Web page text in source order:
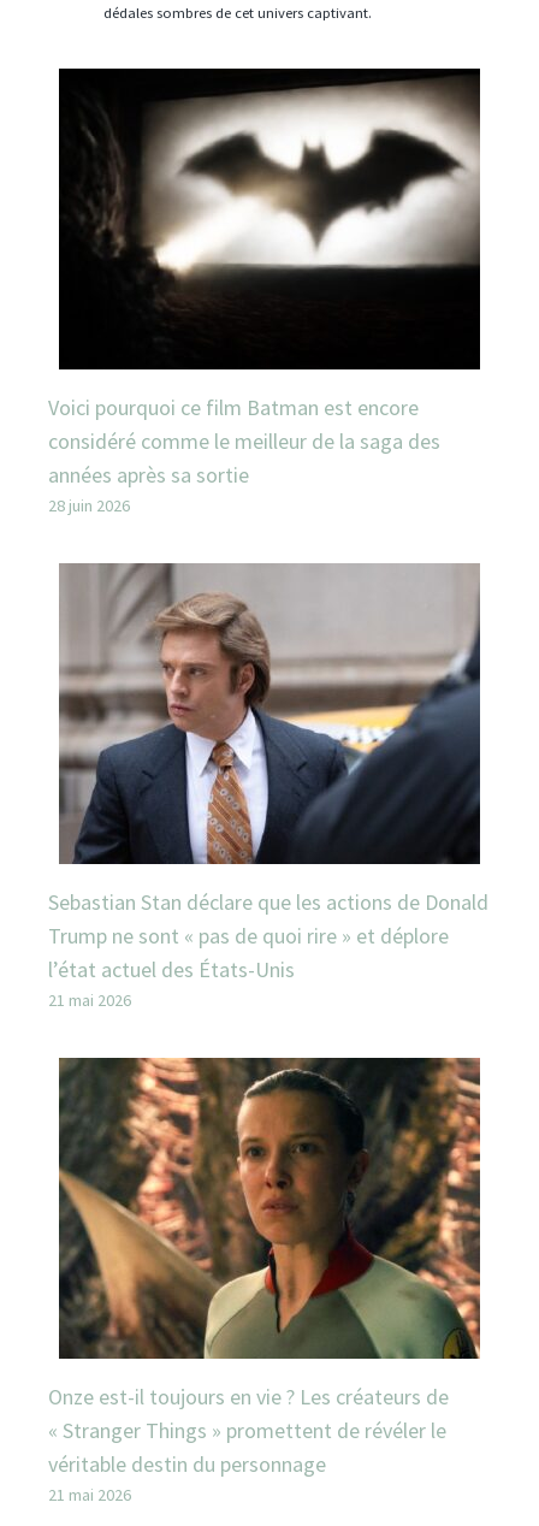
dédales sombres de cet univers captivant.
Voici pourquoi ce film Batman est encore
considéré comme le meilleur de la saga des
années après sa sortie
28 juin 2026
Sebastian Stan déclare que les actions de Donald
Trump ne sont « pas de quoi rire » et déplore
l’état actuel des États-Unis
21 mai 2026
Onze est-il toujours en vie ? Les créateurs de
« Stranger Things » promettent de révéler le
véritable destin du personnage
21 mai 2026